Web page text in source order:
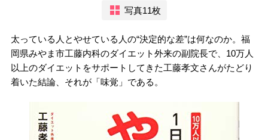
写真11枚
太っている人とやせている人の“決定的な差”は何なのか。福
岡県みやま市工藤内科のダイエット外来の副院長で、10万人
以上のダイエットをサポートしてきた工藤孝文さんがたどり
着いた結論、それが「味覚」である。